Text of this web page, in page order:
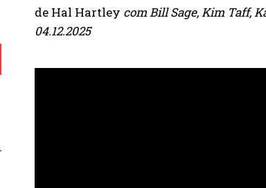
de Hal Hartley com Bill Sage, Kim Taff,
04.12.2025